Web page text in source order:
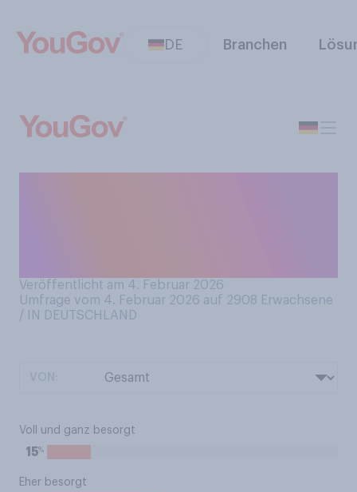
DE Branchen
Veröffentlicht am 4. Februar 2026
Umfrage vom 4. Februar 2026 auf 2908 Erwachsene
/ IN DEUTSCHLAND
Voll und ganz besorgt
15%
Eher besorgt